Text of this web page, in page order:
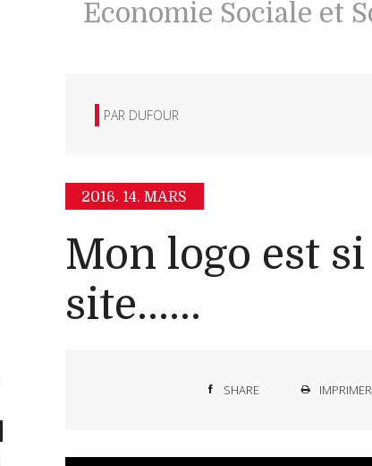
Economie Sociale et
PAR DUFOUR
2016. 14. MARS
Mon logo est
site......
SHARE IMPRIMER